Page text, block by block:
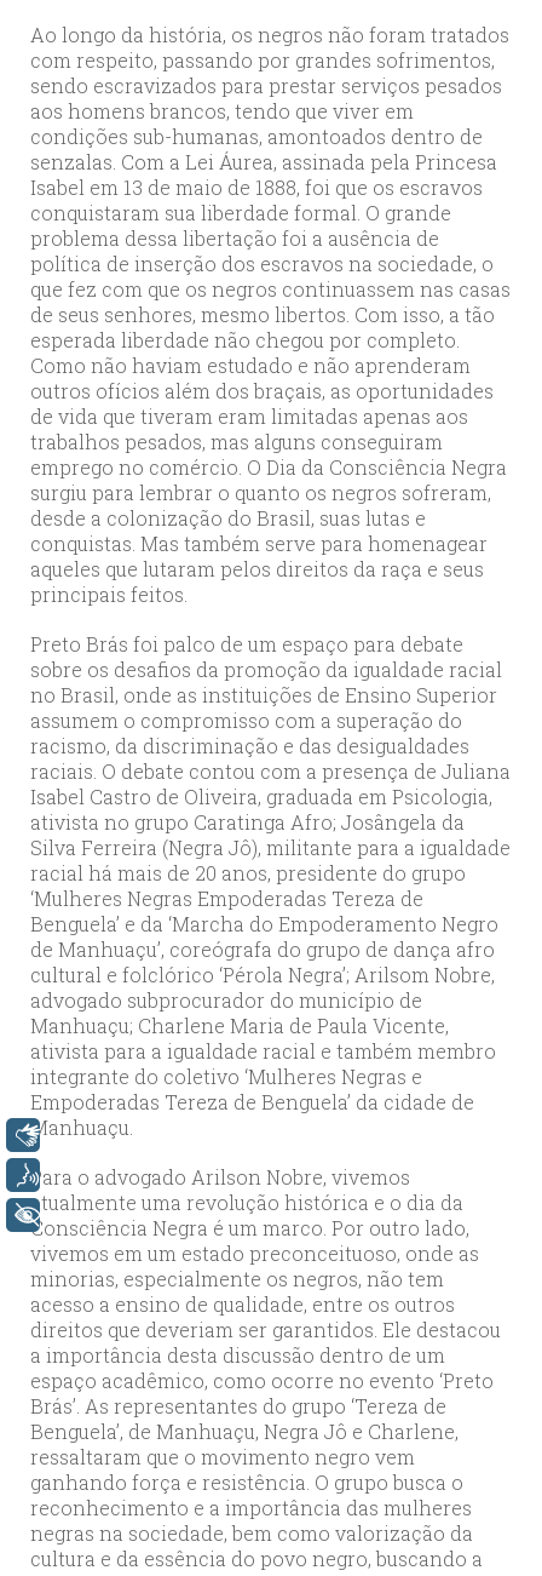
Ao longo da história, os negros não foram tratados
com respeito, passando por grandes sofrimentos,
sendo escravizados para prestar serviços pesados
aos homens brancos, tendo que viver em
condições sub-humanas, amontoados dentro de
senzalas. Com a Lei Áurea, assinada pela Princesa
Isabel em 13 de maio de 1888, foi que os escravos
conquistaram sua liberdade formal. O grande
problema dessa libertação foi a ausência de
política de inserção dos escravos na sociedade, o
que fez com que os negros continuassem nas casas
de seus senhores, mesmo libertos. Com isso, a tão
esperada liberdade não chegou por completo.
Como não haviam estudado e não aprenderam
outros ofícios além dos braçais, as oportunidades
de vida que tiveram eram limitadas apenas aos
trabalhos pesados, mas alguns conseguiram
emprego no comércio. O Dia da Consciência Negra
surgiu para lembrar o quanto os negros sofreram,
desde a colonização do Brasil, suas lutas e
conquistas. Mas também serve para homenagear
aqueles que lutaram pelos direitos da raça e seus
principais feitos.
Preto Brás foi palco de um espaço para debate
sobre os desafios da promoção da igualdade racial
no Brasil, onde as instituições de Ensino Superior
assumem o compromisso com a superação do
racismo, da discriminação e das desigualdades
raciais. O debate contou com a presença de Juliana
Isabel Castro de Oliveira, graduada em Psicologia,
ativista no grupo Caratinga Afro; Josângela da
Silva Ferreira (Negra Jô), militante para a igualdade
racial há mais de 20 anos, presidente do grupo
‘Mulheres Negras Empoderadas Tereza de
Benguela’ e da ‘Marcha do Empoderamento Negro
de Manhuaçu’, coreógrafa do grupo de dança afro
cultural e folclórico ‘Pérola Negra’; Arilsom Nobre,
advogado subprocurador do município de
Manhuaçu; Charlene Maria de Paula Vicente,
ativista para a igualdade racial e também membro
integrante do coletivo ‘Mulheres Negras e
Empoderadas Tereza de Benguela’ da cidade de
Manhuaçu.
Para o advogado Arilson Nobre, vivemos
atualmente uma revolução histórica e o dia da
Consciência Negra é um marco. Por outro lado,
vivemos em um estado preconceituoso, onde as
minorias, especialmente os negros, não tem
acesso a ensino de qualidade, entre os outros
direitos que deveriam ser garantidos. Ele destacou
a importância desta discussão dentro de um
espaço acadêmico, como ocorre no evento ‘Preto
Brás’. As representantes do grupo ‘Tereza de
Benguela’, de Manhuaçu, Negra Jô e Charlene,
ressaltaram que o movimento negro vem
ganhando força e resistência. O grupo busca o
reconhecimento e a importância das mulheres
negras na sociedade, bem como valorização da
cultura e da essência do povo negro, buscando a
Libras
Voz
+ Acessibilidade